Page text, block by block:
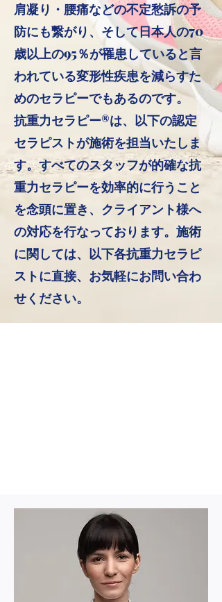
肩凝り・腰痛などの不定愁訴の予
防にも繋がり、そして日本人の70
歳以上の95％が罹患していると言
われている変形性疾患を減らすた
めのセラピーでもあるのです。
抗重力セラピー®️は、以下の認定
セラピストが施術を担当いたしま
す。すべてのスタッフが的確な抗
重力セラピーを効率的に行うこと
を念頭に置き、クライアント様へ
の対応を行なっております。施術
に関しては、以下各抗重力セラピ
ストに直接、お気軽にお問い合わ
せください。